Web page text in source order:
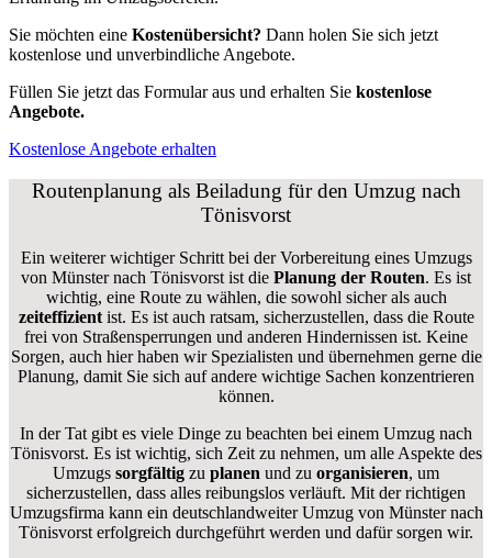
Sie möchten eine Kostenübersicht? Dann holen Sie sich jetzt
kostenlose und unverbindliche Angebote.
Füllen Sie jetzt das Formular aus und erhalten Sie kostenlose
Angebote.
Kostenlose Angebote erhalten
Routenplanung als Beiladung für den Umzug nach
Tönisvorst
Ein weiterer wichtiger Schritt bei der Vorbereitung eines Umzugs
von Münster nach Tönisvorst ist die Planung der Routen. Es ist
wichtig, eine Route zu wählen, die sowohl sicher als auch
zeiteffizientist. Es ist auch ratsam, sicherzustellen, dass die Route
frei von Straßensperrungen und anderen Hindernissen ist. Keine
Sorgen, auch hier haben wir Spezialisten und übernehmen gerne die
Planung, damit Sie sich auf andere wichtige Sachen konzentrieren
können.
In der Tat gibt es viele Dinge zu beachten bei einem Umzug nach
Tönisvorst. Es ist wichtig, sich Zeit zu nehmen, um alle Aspekte des
Umzugs sorgfältig zu planen und zu organisieren, um
sicherzustellen, dass alles reibungslos verläuft. Mit der richtigen
Umzugsfirma kann ein deutschlandweiter Umzug von Münster nach
Tönisvorst erfolgreich durchgeführt werden und dafür sorgen wir.